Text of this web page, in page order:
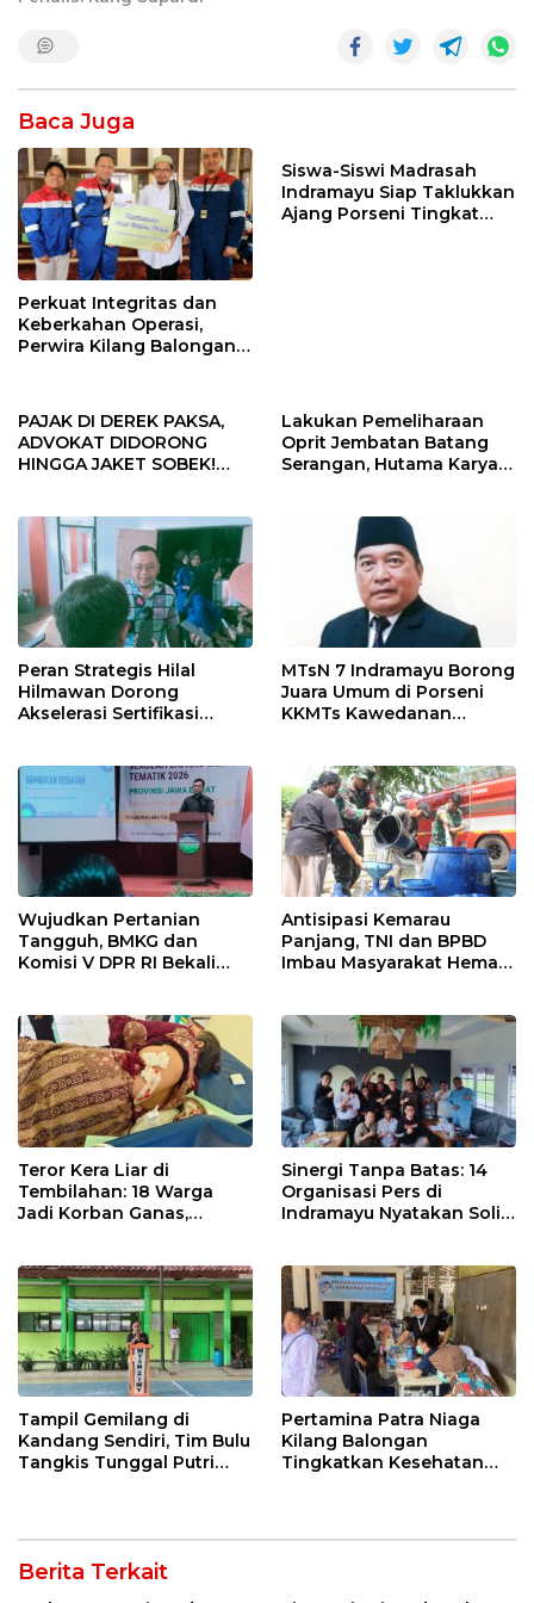
Baca Juga
Perkuat Integritas dan
Keberkahan Operasi,
Perwira Kilang Balongan
Siswa-Siswi Madrasah
Indramayu Siap Taklukkan
Ajang Porseni Tingkat
PAJAK DI DEREK PAKSA,
ADVOKAT DIDORONG
HINGGA JAKET SOBEK!
Pekanbaru!
Lakukan Pemeliharaan
Oprit Jembatan Batang
Serangan, Hutama Karya
Peran Strategis Hilal
Hilmawan Dorong
Akselerasi Sertifikasi
Indramayu
MTsN 7 Indramayu Borong
Juara Umum di Porseni
KKMTs Kawedanan
Wujudkan Pertanian
Tangguh, BMKG dan
Komisi V DPR RI Bekali
Antisipasi Kemarau
Panjang, TNI dan BPBD
Imbau Masyarakat Hemat
Teror Kera Liar di
Tembilahan: 18 Warga
Jadi Korban Ganas,
Sinergi Tanpa Batas: 14
Organisasi Pers di
Indramayu Nyatakan Solid
Tampil Gemilang di
Kandang Sendiri, Tim Bulu
Tangkis Tunggal Putri
Pertamina Patra Niaga
Kilang Balongan
Tingkatkan Kesehatan
Perawatan Gigi
Berita Terkait